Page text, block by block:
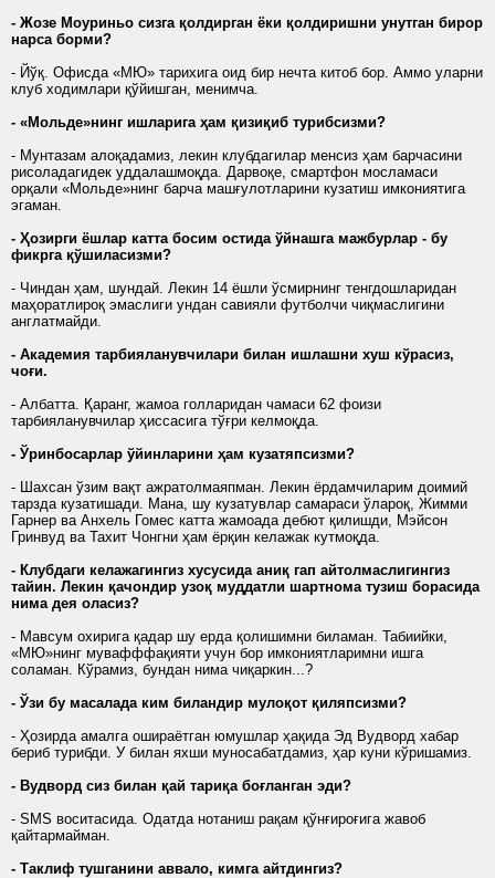
- Жозе Моуриньо сизга қолдирган ёки қолдиришни унутган бирор
нарса борми?
- Йўқ. Офисда «МЮ» тарихига оид бир нечта китоб бор. Аммо уларни
клуб ходимлари қўйишган, менимча.
- «Мольде»нинг ишларига ҳам қизиқиб турибсизми?
- Мунтазам алоқадамиз, лекин клубдагилар менсиз ҳам барчасини
рисоладагидек уддалашмоқда. Дарвоқе, смартфон мосламаси
орқали «Мольде»нинг барча машғулотларини кузатиш имкониятига
эгаман.
- Ҳозирги ёшлар катта босим остида ўйнашга мажбурлар - бу
фикрга қўшиласизми?
- Чиндан ҳам, шундай. Лекин 14 ёшли ўсмирнинг тенгдошларидан
маҳоратлироқ эмаслиги ундан савияли футболчи чиқмаслигини
англатмайди.
- Академия тарбияланувчилари билан ишлашни хуш кўрасиз,
чоғи.
- Албатта. Қаранг, жамоа голларидан чамаси 62 фоизи
тарбияланувчилар ҳиссасига тўғри келмоқда.
- Ўринбосарлар ўйинларини ҳам кузатяпсизми?
- Шахсан ўзим вақт ажратолмаяпман. Лекин ёрдамчиларим доимий
тарзда кузатишади. Мана, шу кузатувлар самараси ўлароқ, Жимми
Гарнер ва Анхель Гомес катта жамоада дебют қилишди, Мэйсон
Гринвуд ва Тахит Чонгни ҳам ёрқин келажак кутмоқда.
- Клубдаги келажагингиз хусусида аниқ гап айтолмаслигингиз
тайин. Лекин қачондир узоқ муддатли шартнома тузиш борасида
нима дея оласиз?
- Мавсум охирига қадар шу ерда қолишимни биламан. Табиийки,
«МЮ»нинг мувафффақияти учун бор имкониятларимни ишга
соламан. Кўрамиз, бундан нима чиқаркин...?
- Ўзи бу масалада ким биландир мулоқот қиляпсизми?
- Ҳозирда амалга ошираётган юмушлар ҳақида Эд Вудворд хабар
бериб турибди. У билан яхши муносабатдамиз, ҳар куни кўришамиз.
- Вудворд сиз билан қай тариқа боғланган эди?
- SMS воситасида. Одатда нотаниш рақам қўнғироғига жавоб
қайтармайман.
- Таклиф тушганини аввало, кимга айтдингиз?